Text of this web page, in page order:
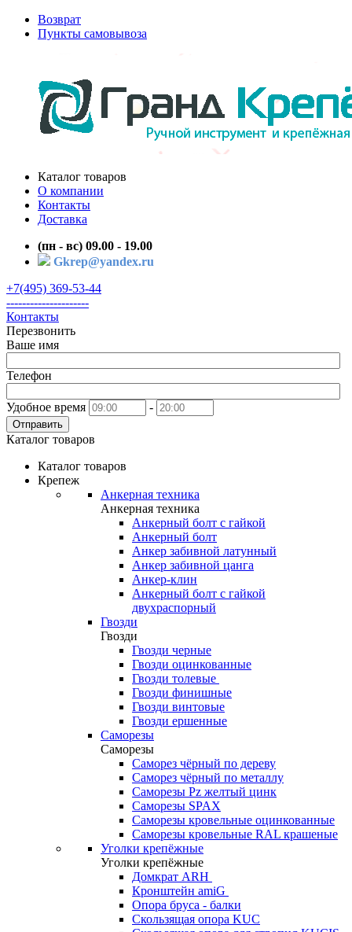
Возврат
Пункты самовывоза
Каталог товаров
О компании
Контакты
Доставка
(пн - вс) 09.00 - 19.00
Gkrep@yandex.ru
+7(495) 369-53-44
---------------------
Контакты
Перезвонить
Ваше имя
Телефон
Удобное время -
Отправить
Каталог товаров
Каталог товаров
Крепеж
Анкерная техника
Анкерная техника
Анкерный болт с гайкой
Анкерный болт
Анкер забивной латунный
Анкер забивной цанга
Анкер-клин
Анкерный болт с гайкой
двухраспорный
Гвозди
Гвозди
Гвозди черные
Гвозди оцинкованные
Гвозди толевые
Гвозди финишные
Гвозди винтовые
Гвозди ершенные
Саморезы
Саморезы
Саморез чёрный по дереву
Саморез чёрный по металлу
Саморезы Pz желтый цинк
Саморезы SPAX
Саморезы кровельные оцинкованные
Саморезы кровельные RAL крашеные
Уголки крепёжные
Уголки крепёжные
Домкрат ARH
Кронштейн amiG
Опора бруса - балки
Скользящая опора KUC